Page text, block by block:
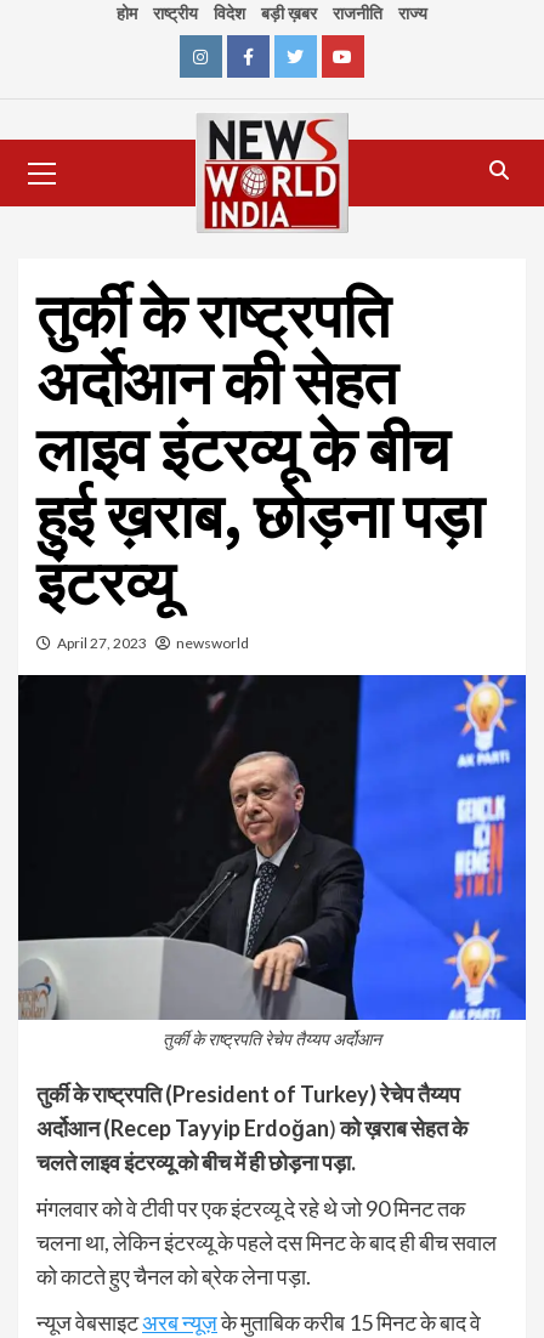
होम राष्ट्रीय विदेश बड़ी ख़बर राजनीति राज्य
InstagramFacebookTwitterYoutube
Menu
तुर्की के राष्ट्रपति
अर्दोआन की सेहत
लाइव इंटरव्यू के बीच
हुई ख़राब, छोड़ना पड़ा
इंटरव्यू
April 27, 2023 newsworld
तुर्की के राष्ट्रपति रेचेप तैय्यप अर्दोआन
तुर्की के राष्ट्रपति (President of Turkey) रेचेप तैय्यप
अर्दोआन (Recep Tayyip Erdoğan)को ख़राब सेहत के
चलते लाइव इंटरव्यू को बीच में ही छोड़ना पड़ा.
मंगलवार को वे टीवी पर एक इंटरव्यू दे रहे थे जो 90 मिनट तक
चलना था, लेकिन इंटरव्यू के पहले दस मिनट के बाद ही बीच सवाल
को काटते हुए चैनल को ब्रेक लेना पड़ा.
न्यूज वेबसाइटअरब न्यूज़के मुताबिक करीब 15 मिनट के बाद वे